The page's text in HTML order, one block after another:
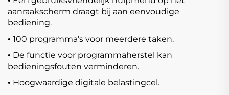
aanraakscherm draagt bij aan eenvoudige
bediening.
• 100 programma’s voor meerdere taken.
• De functie voor programmaherstel kan
bedieningsfouten verminderen.
• Hoogwaardige digitale belastingcel.